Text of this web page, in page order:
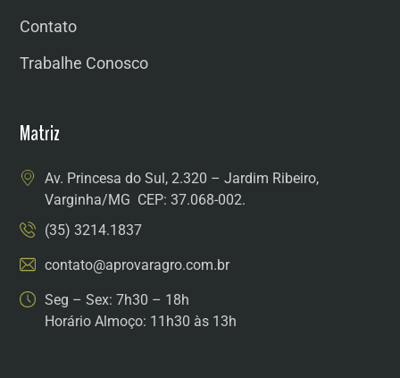
Contato
Trabalhe Conosco
Matriz
Av. Princesa do Sul, 2.320 – Jardim Ribeiro,
Varginha/MG CEP: 37.068-002.
(35) 3214.1837
contato@aprovaragro.com.br
Seg – Sex: 7h30 – 18h
Horário Almoço: 11h30 às 13h